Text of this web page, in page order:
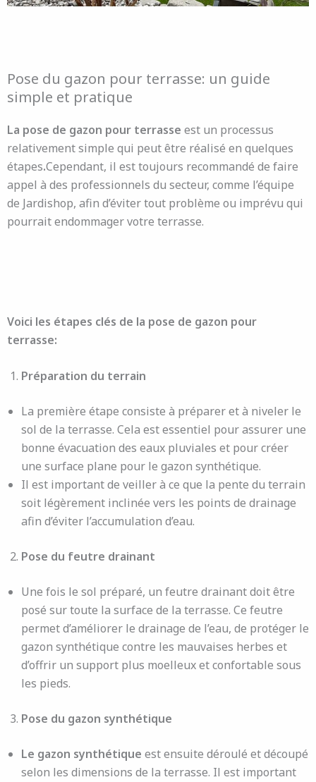
Pose du gazon pour terrasse: un guide
simple et pratique
La pose de gazon pour terrasse est un processus
relativement simple qui peut être réalisé en quelques
étapes.Cependant, il est toujours recommandé de faire
appel à des professionnels du secteur, comme l’équipe
de Jardishop, afin d’éviter tout problème ou imprévu qui
pourrait endommager votre terrasse.
Voici les étapes clés de la pose de gazon pour
terrasse:
Préparation du terrain
La première étape consiste à préparer et à niveler le
sol de la terrasse. Cela est essentiel pour assurer une
bonne évacuation des eaux pluviales et pour créer
une surface plane pour le gazon synthétique.
Il est important de veiller à ce que la pente du terrain
soit légèrement inclinée vers les points de drainage
afin d’éviter l’accumulation d’eau.
Pose du feutre drainant
Une fois le sol préparé, un feutre drainant doit être
posé sur toute la surface de la terrasse. Ce feutre
permet d’améliorer le drainage de l’eau, de protéger le
gazon synthétique contre les mauvaises herbes et
d’offrir un support plus moelleux et confortable sous
les pieds.
Pose du gazon synthétique
Le gazon synthétique est ensuite déroulé et découpé
selon les dimensions de la terrasse. Il est important